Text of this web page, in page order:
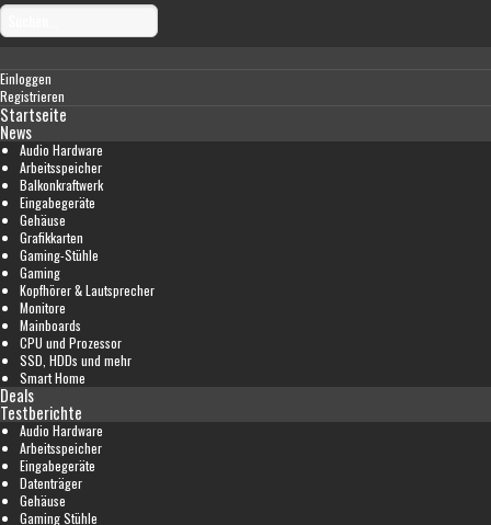
Einloggen
Registrieren
Startseite
News
Audio Hardware
Arbeitsspeicher
Balkonkraftwerk
Eingabegeräte
Gehäuse
Grafikkarten
Gaming-Stühle
Gaming
Kopfhörer & Lautsprecher
Monitore
Mainboards
CPU und Prozessor
SSD, HDDs und mehr
Smart Home
Deals
Testberichte
Audio Hardware
Arbeitsspeicher
Eingabegeräte
Datenträger
Gehäuse
Gaming Stühle